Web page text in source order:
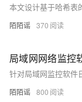
陌陌谣 370
局域网网络监控
陌陌谣 800